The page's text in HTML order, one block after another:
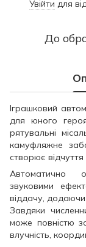
Увійти для
До
Іграшковий
для юного
рятувальні
камуфляжне
створює відчуття
Автоматично
звуковими
віддачу, додаючи
Завдяки
може повністю
влучність,